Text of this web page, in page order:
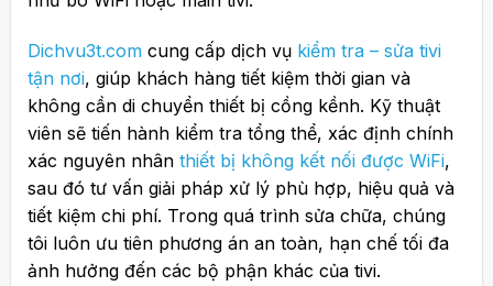
Dichvu3t.comcung cấp dịch vụ kiểm tra – sửa tivi
tận nơi, giúp khách hàng tiết kiệm thời gian và
không cần di chuyển thiết bị cồng kềnh. Kỹ thuật
viên sẽ tiến hành kiểm tra tổng thể, xác định chính
xác nguyên nhân thiết bị không kết nối được WiFi,
sau đó tư vấn giải pháp xử lý phù hợp, hiệu quả và
tiết kiệm chi phí. Trong quá trình sửa chữa, chúng
tôi luôn ưu tiên phương án an toàn, hạn chế tối đa
ảnh hưởng đến các bộ phận khác của tivi.